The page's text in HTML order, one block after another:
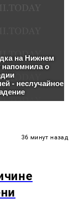
36 минут назад